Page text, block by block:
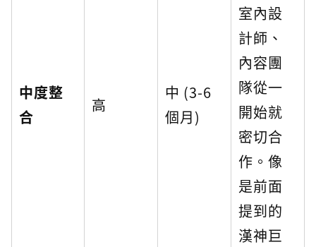
中度整
合
高
中 (3-6
個月)
室內設
計師、
內容團
隊從一
開始就
密切合
作。像
是前面
提到的
漢神巨